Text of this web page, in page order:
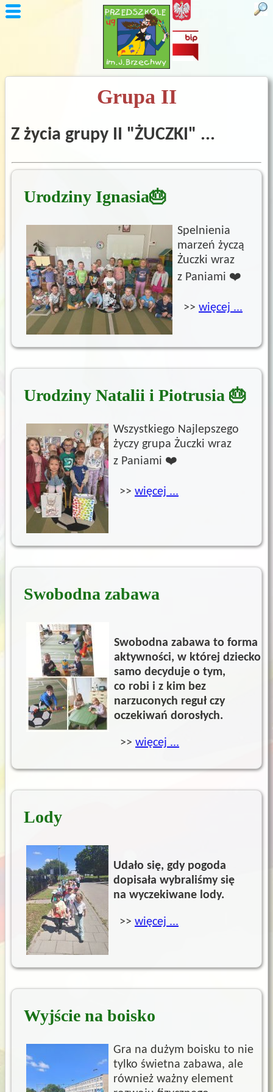
Grupa II
Z życia grupy II "ŻUCZKI" ...
Urodziny Ignasia🎂
Spelnienia
marzeń życzą
Żuczki wraz
z Paniami ❤️
>> więcej ...
Urodziny Natalii i Piotrusia 🎂
Wszystkiego Najlepszego
życzy grupa Żuczki wraz
z Paniami ❤️
>> więcej ...
Swobodna zabawa
Swobodna zabawa to forma
aktywności, w której dziecko
samo decyduje o tym,
co robi i z kim bez
narzuconych reguł czy
oczekiwań dorosłych.
>> więcej ...
Lody
Udało się, gdy pogoda
dopisała wybraliśmy się
na wyczekiwane lody.
>> więcej ...
Wyjście na boisko
Gra na dużym boisku to nie
tylko świetna zabawa, ale
również ważny element